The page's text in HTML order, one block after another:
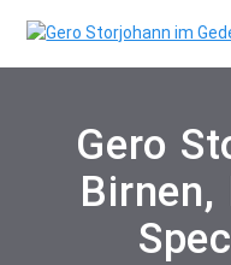
Gero
Birnen,